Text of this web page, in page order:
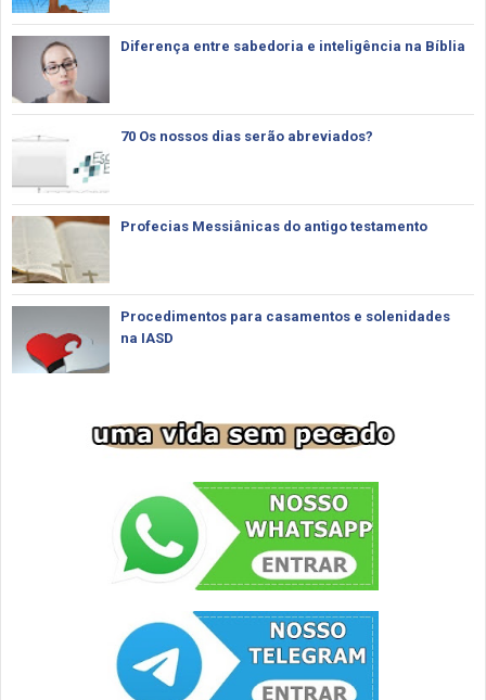
Diferença entre sabedoria e inteligência na Bíblia
70 Os nossos dias serão abreviados?
Profecias Messiânicas do antigo testamento
Procedimentos para casamentos e solenidades
na IASD